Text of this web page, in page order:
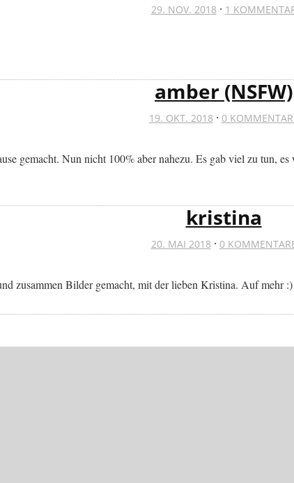
29. NOV. 2018 · 1
amber (NSFW)
19. OKT. 2018 · 0
gemacht. Nun nicht 100% aber nahezu. Es gab viel zu tun,
kristina
20. MAI 2018 · 0
zusammen Bilder gemacht, mit der lieben Kristina. Auf mehr :)